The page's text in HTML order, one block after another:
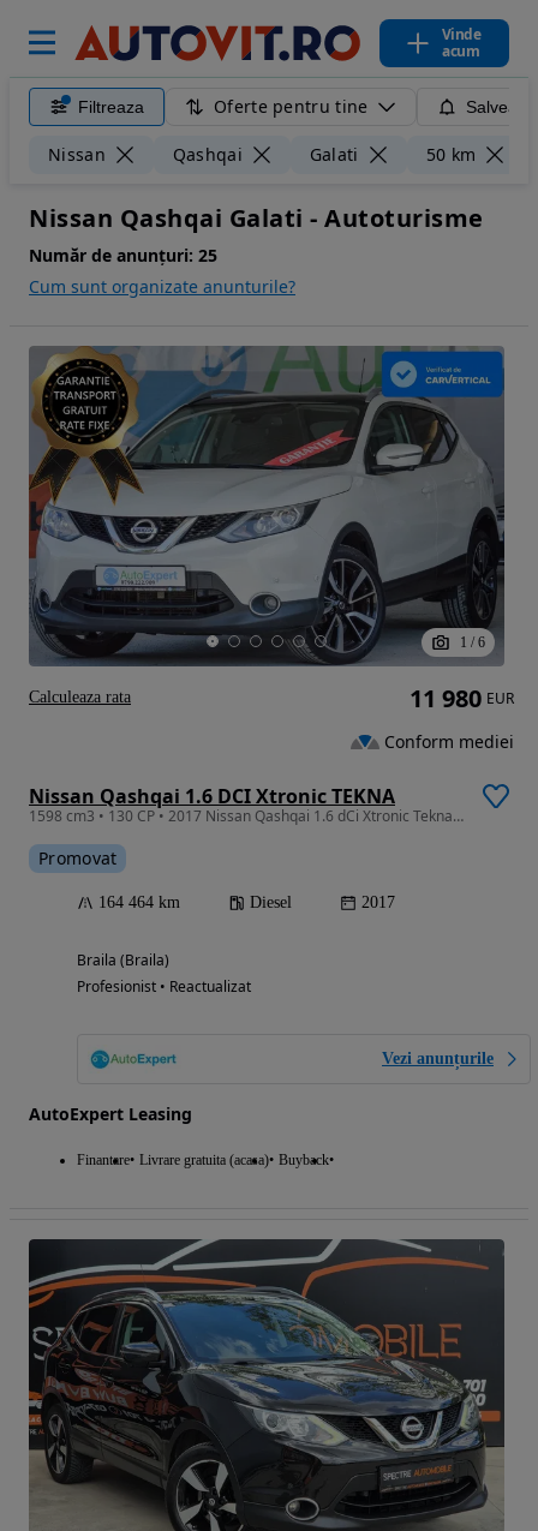
Vinde
acum
Filtreaza Oferte pentru tine
Nissan Qashqai Galati 50 km
Nissan Qashqai Galati - Autoturisme
Număr de anunțuri: 25
Cum sunt organizate anunturile?
1 / 6
Nissan Qashqai 1.6 DCI Xtronic TEKNA
1598 cm3 • 130 CP • 2017 Nissan Qashqai 1.6 dCi Xtronic Tekna / RATE FIXE / AVANS 0 /
Promovat
164 464 km Diesel 2017
Braila (Braila)
Profesionist • Reactualizat
Vezi anunțurile
AutoExpert Leasing
Finantare Livrare gratuita (acasa) Buyback
11 980 EUR
Conform mediei
Calculeaza rata